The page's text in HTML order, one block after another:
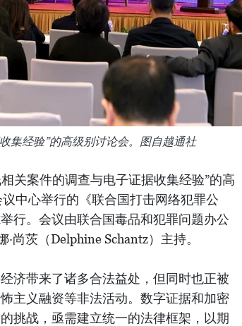
集经验”的高级别讨论会。图自越通社
关案件的调查与电子证据收集经验”的高
中心举行的《联合国打击网络犯罪公
行。会议由联合国毒品和犯罪问题办公
尚茨（Delphine Schantz）主持。
济带来了诸多合法益处，但同时也正被
主义融资等非法活动。数字证据和加密
挑战，亟需建立统一的法律框架，以期